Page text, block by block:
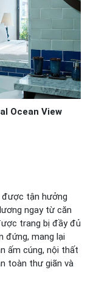
Ocean View
được tận hưởng
ngay từ căn
trang bị đầy đủ
đứng, mang lại
ấm cúng, nội thất
toàn thư giãn và